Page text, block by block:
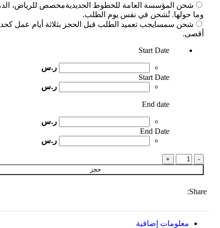
شحن المؤسسة العامة للخطوط الحديديةمخصص للرياض،
وما حولها. تُشحن في نفس يوم الطلب.
شحن سمسايجب تعميد الطلب قبل الحجز بثلاثة أيام عمل كحد
أقصى.
Start Date
ر.س
Start Date
ر.س
End date
ر.س
End Date
ر.س
حجز
Share:
معلومات إضافية